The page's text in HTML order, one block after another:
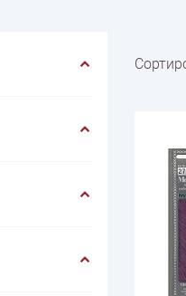
Schulana